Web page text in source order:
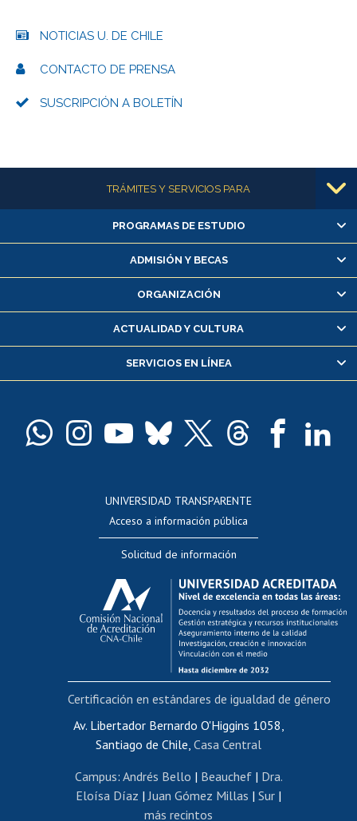
NOTICIAS U. DE CHILE
CONTACTO DE PRENSA
SUSCRIPCIÓN A BOLETÍN
Más informaciónTRÁMITES Y SERVICIOS PARA
Alumnas/os y exalumnas/os
Matrícula en línea
Inscripción y cambio de asignaturas
Consulta y certificado de notas
Servicio médico y dental
Pago de arancel y crédito alumnos
Docentes
Evaluación docente
Calificación académica
Postulación al AUCAI
Funcionarias/os
Cursos internos de capacitación
Bienestar del personal
Portal de movilidad interna
Certificado de renta
Certificado de renta honorarios
Editar páginas blancas
PROGRAMAS DE ESTUDIO
ADMISIÓN Y BECAS
ORGANIZACIÓN
ACTUALIDAD Y CULTURA
SERVICIOS EN LÍNEA
UNIVERSIDAD TRANSPARENTE
Acceso a información pública
Solicitud de información
Av. Libertador Bernardo O'Higgins 1058,
Santiago de Chile, Casa Central
Campus: Andrés Bello | Beauchef| Dra.
Eloísa Díaz |Juan Gómez Millas | Sur |
más recintos
Certificación en estándares de igualdad de género